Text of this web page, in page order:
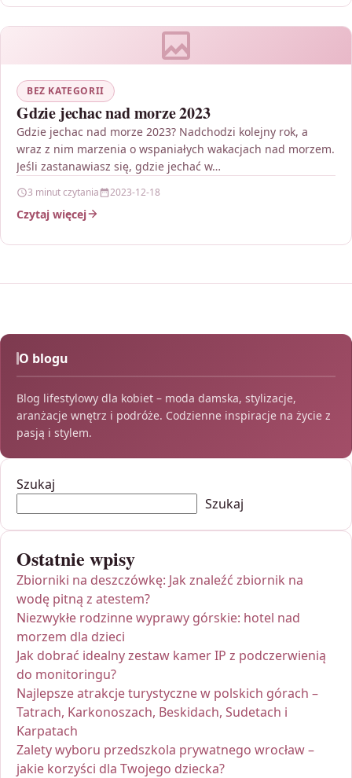
BEZ KATEGORII
Gdzie jechac nad morze 2023
Gdzie jechac nad morze 2023? Nadchodzi kolejny rok, a
wraz z nim marzenia o wspaniałych wakacjach nad morzem.
Jeśli zastanawiasz się, gdzie jechać w…
3 minut czytania 2023-12-18
Czytaj więcej
O blogu
Blog lifestylowy dla kobiet – moda damska, stylizacje,
aranżacje wnętrz i podróże. Codzienne inspiracje na życie z
pasją i stylem.
Szukaj
Szukaj
Ostatnie wpisy
Zbiorniki na deszczówkę: Jak znaleźć zbiornik na
wodę pitną z atestem?
Niezwykłe rodzinne wyprawy górskie: hotel nad
morzem dla dzieci
Jak dobrać idealny zestaw kamer IP z podczerwienią
do monitoringu?
Najlepsze atrakcje turystyczne w polskich górach –
Tatrach, Karkonoszach, Beskidach, Sudetach i
Karpatach
Zalety wyboru przedszkola prywatnego wrocław –
jakie korzyści dla Twojego dziecka?